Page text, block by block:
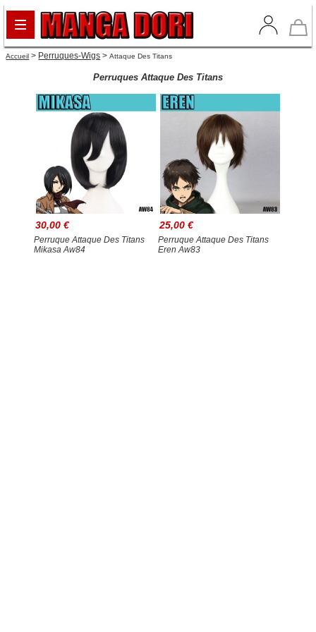
Accueil > Perruques-Wigs >Attaque Des Titans
Perruques Attaque Des Titans
30,00 €
Perruque Attaque Des Titans
Mikasa Aw84
25,00 €
Perruque Attaque Des Titans
Eren Aw83